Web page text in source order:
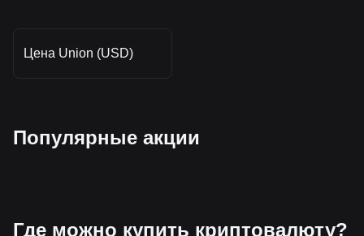
Цена Union (USD)
Популярные акции
Где можно купить криптовалюту?